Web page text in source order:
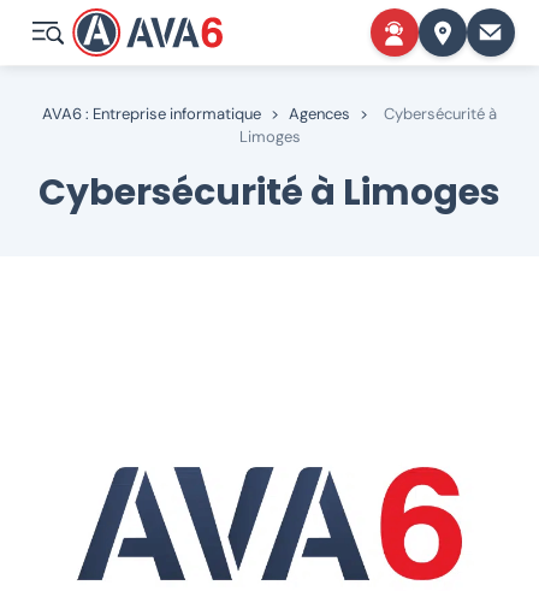
AVA6 : Entreprise informatique > Agences >
Cybersécurité à
Limoges
Cybersécurité à Limoges